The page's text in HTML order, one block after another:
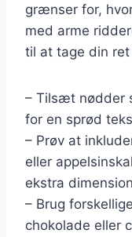
grænser for,
med arme
til at tage din
– Tilsæt nødder
for en sprød
– Prøv at
eller
ekstra
– Brug
chokolade eller